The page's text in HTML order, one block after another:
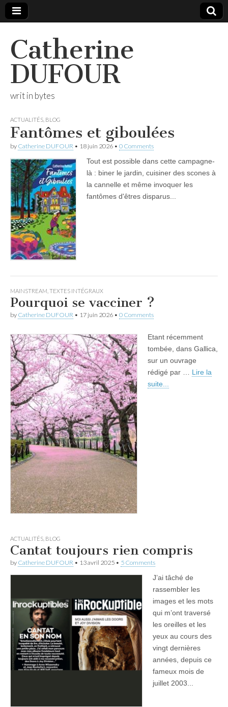
Catherine
DUFOUR
writ in bytes
ACTUALITÉS BLOG
Fantômes et giboulées
by Catherine DUFOUR • 18 juin 2026 • 0 Comments
Tout est possible dans cette campagne-
là : biner le jardin, cuisiner des scones à
la cannelle et même invoquer les
fantômes d'êtres disparus...
MAINSTREAM TEXTES INTÉGRAUX
Pourquoi se vacciner ?
by Catherine DUFOUR • 17 juin 2026 • 0 Comments
Etant récemment
tombée, dans Gallica,
sur un ouvrage
rédigé par … Lire la
suite...
ACTUALITÉS BLOG
Cantat toujours rien compris
by Catherine DUFOUR • 13 avril 2025 • 5 Comments
J’ai tâché de
rassembler les
images et les mots
qui m’ont traversé
les oreilles et les
yeux au cours des
vingt dernières
années, depuis ce
fameux mois de
juillet 2003...